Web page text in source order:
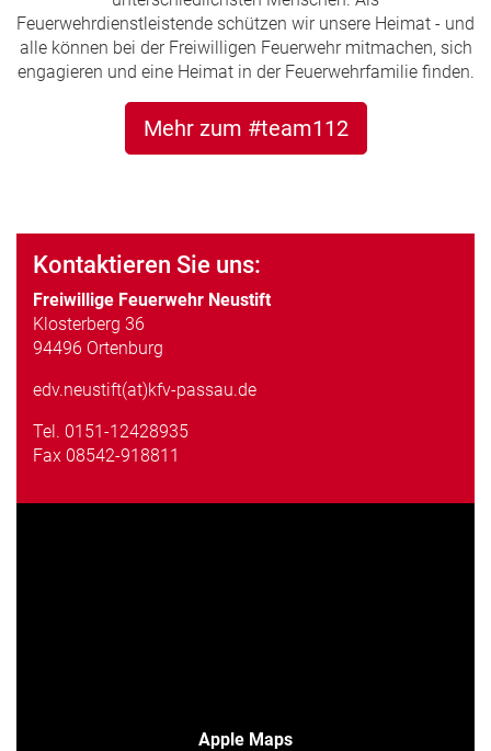
Feuerwehrdienstleistende schützen wir unsere Heimat - und
alle können bei der Freiwilligen Feuerwehr mitmachen, sich
engagieren und eine Heimat in der Feuerwehrfamilie finden.
Mehr zum #team112
Kontaktieren Sie uns:
Freiwillige Feuerwehr Neustift
Klosterberg 36
94496 Ortenburg
edv.neustift(at)kfv-passau.de
Tel. 0151-12428935
Fax 08542-918811
Apple Maps